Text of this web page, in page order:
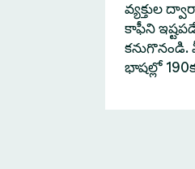
వ్యక్తుల
కాఫీని
కనుగొనండి.
భాషల్లో